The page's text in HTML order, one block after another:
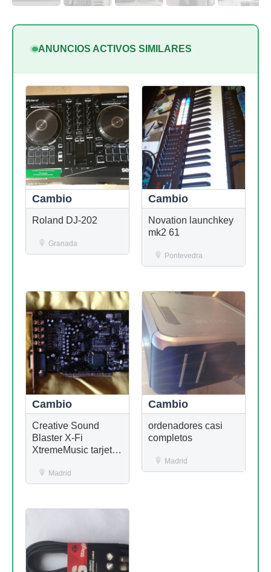
ANUNCIOS ACTIVOS SIMILARES
Cambio
Roland DJ-202
Granada
Cambio
Novation launchkey
mk2 61
Pontevedra
Cambio
Creative Sound
Blaster X-Fi
XtremeMusic tarjeta
Madrid
Cambio
ordenadores casi
completos
Madrid